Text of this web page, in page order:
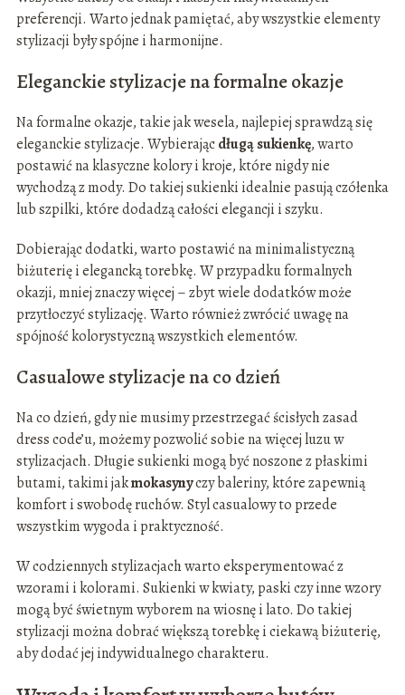
preferencji. Warto jednak pamiętać, aby wszystkie elementy
stylizacji były spójne i harmonijne.
Eleganckie stylizacje na formalne okazje
Na formalne okazje, takie jak wesela, najlepiej sprawdzą się
eleganckie stylizacje. Wybierającdługą sukienkę, warto
postawić na klasyczne kolory i kroje, które nigdy nie
wychodzą z mody. Do takiej sukienki idealnie pasują czółenka
lub szpilki, które dodadzą całości elegancji i szyku.
Dobierając dodatki, warto postawić na minimalistyczną
biżuterię i elegancką torebkę. W przypadku formalnych
okazji, mniej znaczy więcej – zbyt wiele dodatków może
przytłoczyć stylizację. Warto również zwrócić uwagę na
spójność kolorystyczną wszystkich elementów.
Casualowe stylizacje na co dzień
Na co dzień, gdy nie musimy przestrzegać ścisłych zasad
dress code’u, możemy pozwolić sobie na więcej luzu w
stylizacjach. Długie sukienki mogą być noszone z płaskimi
butami, takimi jakmokasynyczy baleriny, które zapewnią
komfort i swobodę ruchów. Styl casualowy to przede
wszystkim wygoda i praktyczność.
W codziennych stylizacjach warto eksperymentować z
wzorami i kolorami. Sukienki w kwiaty, paski czy inne wzory
mogą być świetnym wyborem na wiosnę i lato. Do takiej
stylizacji można dobrać większą torebkę i ciekawą biżuterię,
aby dodać jej indywidualnego charakteru.